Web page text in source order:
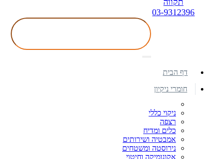
תקווה
03-9312396
דף הבית
חומרי ניקיון
ניקוי כללי
רצפה
כלים ומדיח
אמבטיה ושירותים
נירוסטה ומשטחים
אקונומיקה וחיטוי